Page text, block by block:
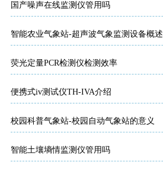
国产噪声在线监测仪管用吗
智能农业气象站-超声波气象监测设备概述
荧光定量PCR检测仪检测效率
便携式iv测试仪TH-IVA介绍
校园科普气象站-校园自动气象站的意义
智能土壤墒情监测仪管用吗